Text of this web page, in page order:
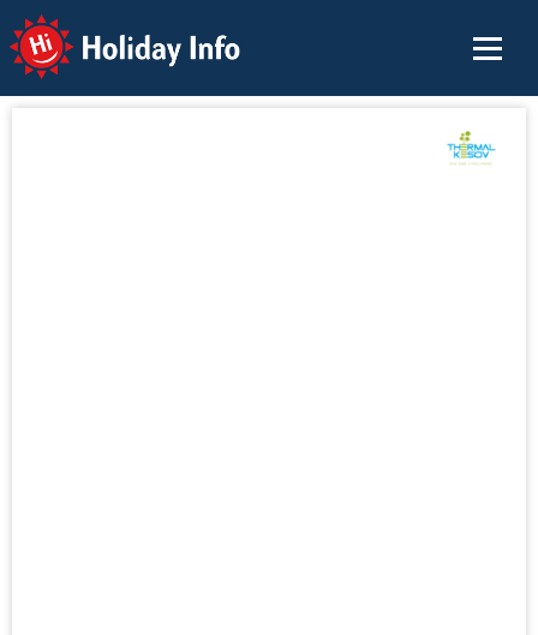
Holiday Info